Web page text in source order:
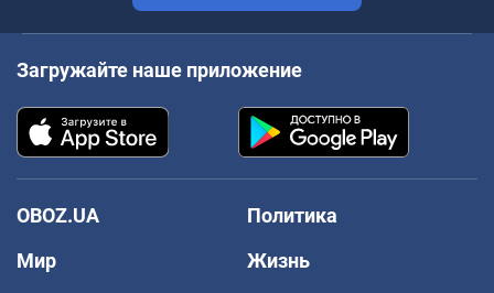
Загружайте наше приложение
OBOZ.UA
Политика
Мир
Жизнь